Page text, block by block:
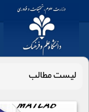
لیست مطالب